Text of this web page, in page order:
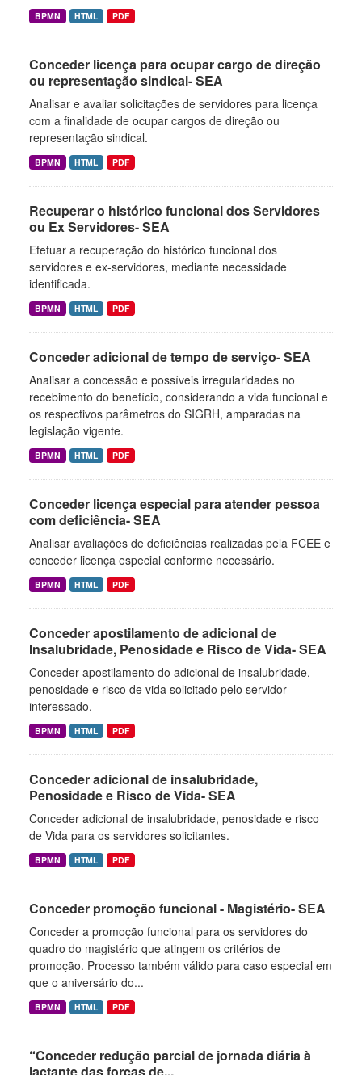
BPMN HTML PDF
Conceder licença para ocupar cargo de direção
ou representação sindical- SEA
Analisar e avaliar solicitações de servidores para licença
com a finalidade de ocupar cargos de direção ou
representação sindical.
BPMN HTML PDF
Recuperar o histórico funcional dos Servidores
ou Ex Servidores- SEA
Efetuar a recuperação do histórico funcional dos
servidores e ex-servidores, mediante necessidade
identificada.
BPMN HTML PDF
Conceder adicional de tempo de serviço- SEA
Analisar a concessão e possíveis irregularidades no
recebimento do benefício, considerando a vida funcional e
os respectivos parâmetros do SIGRH, amparadas na
legislação vigente.
BPMN HTML PDF
Conceder licença especial para atender pessoa
com deficiência- SEA
Analisar avaliações de deficiências realizadas pela FCEE e
conceder licença especial conforme necessário.
BPMN HTML PDF
Conceder apostilamento de adicional de
Insalubridade, Penosidade e Risco de Vida- SEA
Conceder apostilamento do adicional de insalubridade,
penosidade e risco de vida solicitado pelo servidor
interessado.
BPMN HTML PDF
Conceder adicional de insalubridade,
Penosidade e Risco de Vida- SEA
Conceder adicional de insalubridade, penosidade e risco
de Vida para os servidores solicitantes.
BPMN HTML PDF
Conceder promoção funcional - Magistério- SEA
Conceder a promoção funcional para os servidores do
quadro do magistério que atingem os critérios de
promoção. Processo também válido para caso especial em
que o aniversário do...
BPMN HTML PDF
“Conceder redução parcial de jornada diária à